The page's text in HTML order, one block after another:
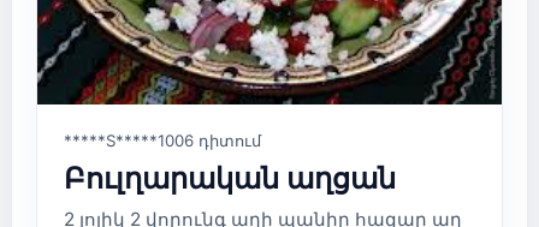
*****S*****1006 դիտում
Բուլղարական աղցան
2 լոլիկ 2 վորունգ աղի պանիր հազար աղ